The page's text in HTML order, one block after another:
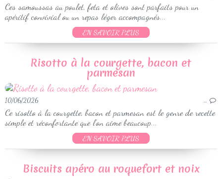
Ces samoussas au poulet, feta et olives sont parfaits pour un
apéritif convivial ou un repas léger accompagnés...
EN SAVOIR PLUS
Risotto à la courgette, bacon et
parmesan
10/06/2026 …
Ce risotto à la courgette, bacon et parmesan est le genre de recette
simple et réconfortante que l’on aime beaucoup...
EN SAVOIR PLUS
Biscuits apéro au roquefort et noix